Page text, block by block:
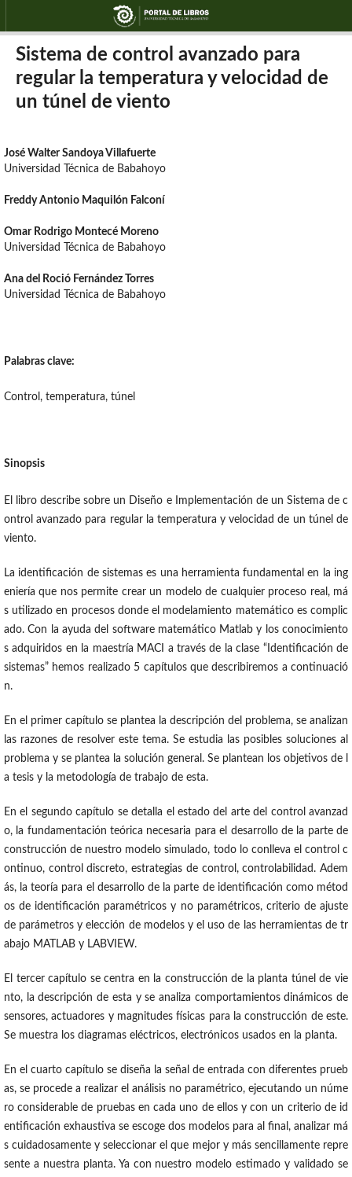
Sistema de control avanzado para
regular la temperatura y velocidad de
un túnel de viento
José Walter Sandoya Villafuerte
Universidad Técnica de Babahoyo
Freddy Antonio Maquilón Falconí
Omar Rodrigo Montecé Moreno
Universidad Técnica de Babahoyo
Ana del Roció Fernández Torres
Universidad Técnica de Babahoyo
Palabras clave:
Control, temperatura, túnel
Sinopsis
El libro describe sobre un Diseño e Implementación de un Sistema de c
ontrol avanzado para regular la temperatura y velocidad de un túnel de
viento.
La identificación de sistemas es una herramienta fundamental en la ing
eniería que nos permite crear un modelo de cualquier proceso real, má
s utilizado en procesos donde el modelamiento matemático es complic
ado. Con la ayuda del software matemático Matlab y los conocimiento
s adquiridos en la maestría MACI a través de la clase “Identificación de
sistemas” hemos realizado 5 capítulos que describiremos a continuació
n.
En el primer capítulo se plantea la descripción del problema, se analizan
las razones de resolver este tema. Se estudia las posibles soluciones al
problema y se plantea la solución general. Se plantean los objetivos de l
a tesis y la metodología de trabajo de esta.
En el segundo capítulo se detalla el estado del arte del control avanzad
o, la fundamentación teórica necesaria para el desarrollo de la parte de
construcción de nuestro modelo simulado, todo lo conlleva el control c
ontinuo, control discreto, estrategias de control, controlabilidad. Adem
ás, la teoría para el desarrollo de la parte de identificación como métod
os de identificación paramétricos y no paramétricos, criterio de ajuste
de parámetros y elección de modelos y el uso de las herramientas de tr
abajo MATLAB y LABVIEW.
El tercer capítulo se centra en la construcción de la planta túnel de vie
nto, la descripción de esta y se analiza comportamientos dinámicos de
sensores, actuadores y magnitudes físicas para la construcción de este.
Se muestra los diagramas eléctricos, electrónicos usados en la planta.
En el cuarto capítulo se diseña la señal de entrada con diferentes prueb
as, se procede a realizar el análisis no paramétrico, ejecutando un núme
ro considerable de pruebas en cada uno de ellos y con un criterio de id
entificación exhaustiva se escoge dos modelos para al final, analizar má
s cuidadosamente y seleccionar el que mejor y más sencillamente repre
sente a nuestra planta. Ya con nuestro modelo estimado y validado se